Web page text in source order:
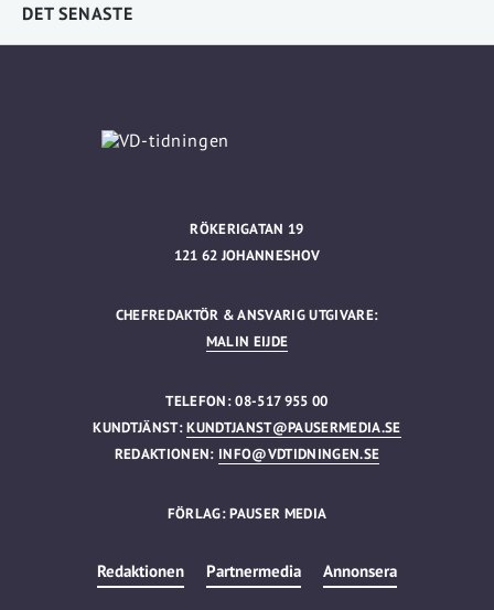
DET SENASTE
RÖKERIGATAN 19
121 62 JOHANNESHOV
CHEFREDAKTÖR & ANSVARIG UTGIVARE:
MALIN EIJDE
TELEFON: 08-517 955 00
KUNDTJÄNST:KUNDTJANST@PAUSERMEDIA.SE
REDAKTIONEN: INFO@VDTIDNINGEN.SE
FÖRLAG: PAUSER MEDIA
Redaktionen Partnermedia Annonsera